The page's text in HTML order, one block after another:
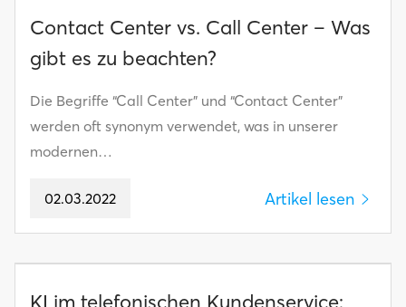
Contact Center vs. Call Center – Was
gibt es zu beachten?
Die Begriffe “Call Center” und “Contact Center”
werden oft synonym verwendet, was in unserer
modernen…
02.03.2022 Artikel lesen
KI im telefonischen Kundenservice: